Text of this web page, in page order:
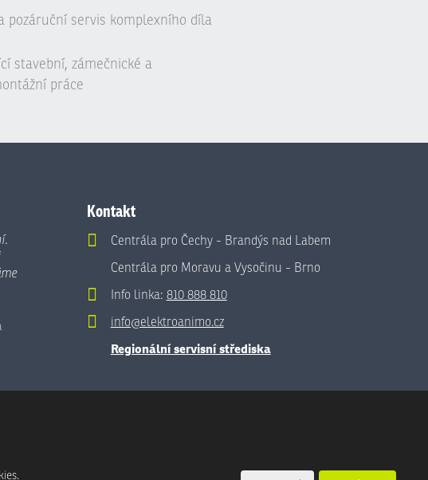
pozáruční servis komplexního díla
stavební, zámečnické a
práce
Kontakt
Centrála pro Čechy - Brandýs nad Labem
Centrála pro Moravu a Vysočinu - Brno
Info linka: 810 888 810
info@elektroanimo.cz
Regionální servisní střediska